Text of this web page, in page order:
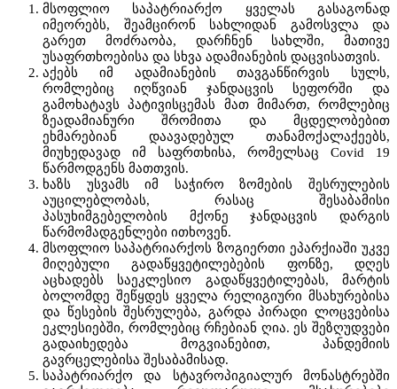
მსოფლიო საპატრიარქო ყველას გასაგონად
იმეორებს, შეამცირონ სახლიდან გამოსვლა და
გარეთ მოძრაობა, დარჩნენ სახლში, მათივე
უსაფრთხოებისა და სხვა ადამიანების დაცვისათვის.
აქებს იმ ადამიანების თავგანწირვის სულს,
რომლებიც იღწვიან ჯანდაცვის სეფორში და
გამოხატავს პატივისცემას მათ მიმართ, რომლებიც
ზეადამიანური შრომითა და მცდელობებით
ეხმარებიან დაავადებულ თანამოქალაქეებს,
მიუხედავად იმ საფრთხისა, რომელსაც Covid 19
წარმოდგენს მათთვის.
ხაზს უსვამს იმ საჭირო ზომების შესრულების
აუცილებლობას, რასაც შესაბამისი
პასუხიმგებელობის მქონე ჯანდაცვის დარგის
წარმომადგენლები ითხოვენ.
მსოფლიო საპატრიარქოს ზოგიერთი ეპარქიაში უკვე
მიღებული გადაწყვეტილებების ფონზე, დღეს
აცხადებს საეკლესიო გადაწყვეტილებას, მარტის
ბოლომდე შეწყდეს ყველა რელიგიური მსახურებისა
და წესების შესრულება, გარდა პირადი ლოცვებისა
ეკლესიებში, რომლებიც რჩებიან ღია. ეს შეზღუდვები
გადაიხედება მოგვიანებით, პანდემიის
გავრცელებისა შესაბამისად.
საპატრიარქო და სტავროპიგიალურ მონასტრებში